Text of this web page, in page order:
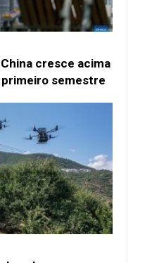
cresce acima
semestre